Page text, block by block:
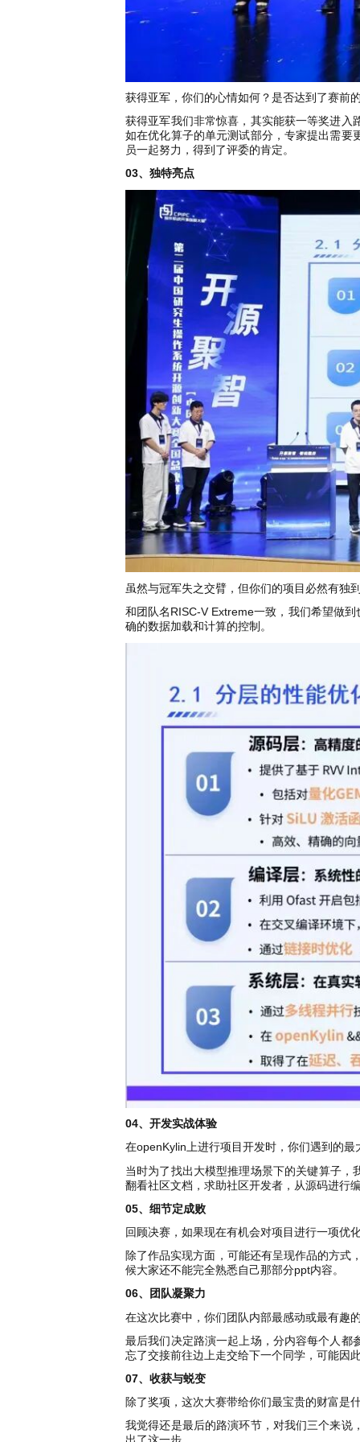
获得亚军，你们的心情如何？是否达到了赛前
获得亚军我们非常惊喜，其实能获一等奖进
如在优化算子的单元测试部分，专家提出需
员一起努力，得到了评委的肯定。
03、独特亮点
虽然与冠军失之交臂，但你们的项目必然有独
和团队名RISC-V Extreme一致，我们希望做
确的数据加载和计算的控制。
04、开发实战体验
在openKylin上进行项目开发时，你们遇到的
当时为了找出大模型推理场景下的关键算子
翻看社区文档，求助社区开发者，从源码进行
05、细节定成败
回顾决赛，如果现在有机会对项目进行一项优
除了作品实现方面，可能还有呈现作品的方
候大家还不能完全熟悉自己那部分ppt内容。
06、团队凝聚力
在这次比赛中，你们团队内部最感动或最有趣
最后我们决定路演一起上场，分内容每个人
忘了交接前往边上走交给下一个同学，可能因
07、收获与蜕变
除了奖项，这次大赛带给你们最宝贵的财富是
我觉得还是最后的路演环节，对我们三个来